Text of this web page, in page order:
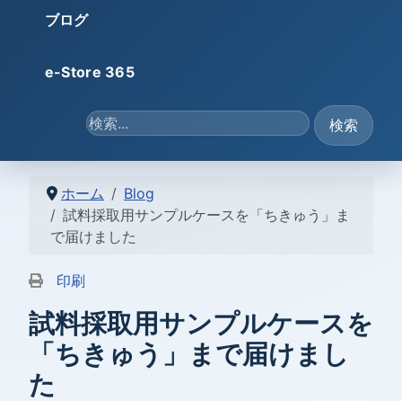
ブログ
e-Store 365
検索...
検索
ホーム
Blog
試料採取用サンプルケースを「ちきゅう」ま
で届けました
印刷
試料採取用サンプルケースを
「ちきゅう」まで届けまし
た